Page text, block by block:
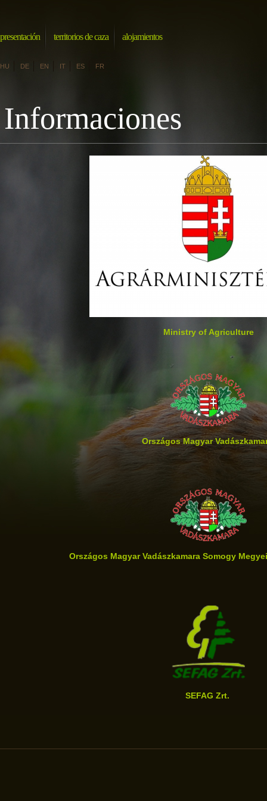
presentación territorios de caza alojamientos
HU DE EN IT ES FR
Informaciones
Ministry of Agriculture
Országos Magyar
Országos Magyar Vadászkamara Somogy
SEFAG Zrt.